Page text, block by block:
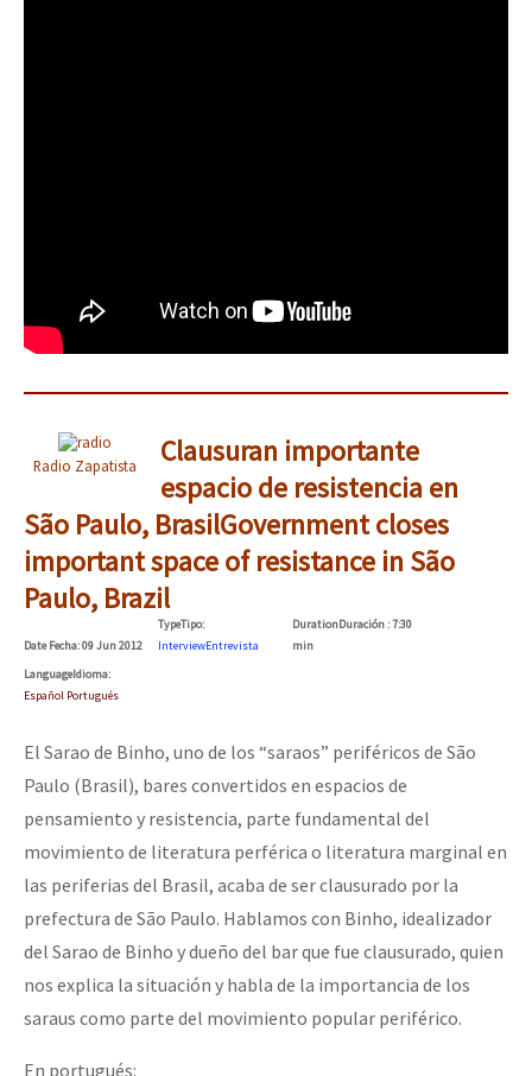
Radio Zapatista
Clausuran importante
espacio de resistencia en
São Paulo, BrasilGovernment closes
important space of resistance in São
Paulo, Brazil
DateFecha: 09 Jun 2012
TypeTipo:
InterviewEntrevista
DurationDuración: 7:30
min
LanguageIdioma:
Español Portugués
El Sarao de Binho, uno de los “saraos” periféricos de São
Paulo (Brasil), bares convertidos en espacios de
pensamiento y resistencia, parte fundamental del
movimiento de literatura perférica o literatura marginal en
las periferias del Brasil, acaba de ser clausurado por la
prefectura de São Paulo. Hablamos con Binho, idealizador
del Sarao de Binho y dueño del bar que fue clausurado, quien
nos explica la situación y habla de la importancia de los
saraus como parte del movimiento popular periférico.
En portugués: